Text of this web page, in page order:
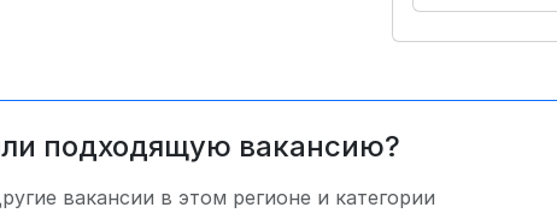
подходящую вакансию?
вакансии в этом регионе и категории